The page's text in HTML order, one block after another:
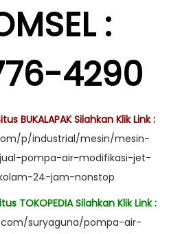
:
4290
BUKALAPAK Silahkan Klik Link :
p/industrial/mesin/mesin-
pompa-air-modifikasi-jet-
24-jam-nonstop
TOKOPEDIA Silahkan Klik Link :
suryaguna/pompa-air-